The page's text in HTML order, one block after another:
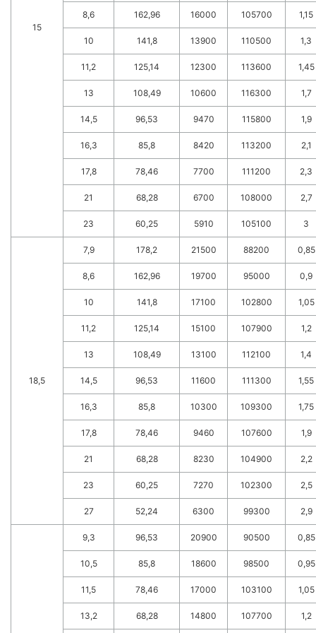
15
8,6 162,96 16000 105700 1,15
10 141,8 13900 110500 1,3
11,2 125,14 12300 113600 1,45
13 108,49 10600 116300 1,7
14,5 96,53 9470 115800 1,9
16,3 85,8 8420 113200 2,1
17,8 78,46 7700 111200 2,3
21 68,28 6700 108000 2,7
23 60,25 5910 105100 3
18,5
7,9 178,2 21500 88200 0,85
8,6 162,96 19700 95000 0,9
10 141,8 17100 102800 1,05
11,2 125,14 15100 107900 1,2
13 108,49 13100 112100 1,4
14,5 96,53 11600 111300 1,55
16,3 85,8 10300 109300 1,75
17,8 78,46 9460 107600 1,9
21 68,28 8230 104900 2,2
23 60,25 7270 102300 2,5
27 52,24 6300 99300 2,9
9,3 96,53 20900 90500 0,85
10,5 85,8 18600 98500 0,95
11,5 78,46 17000 103100 1,05
13,2 68,28 14800 107700 1,2